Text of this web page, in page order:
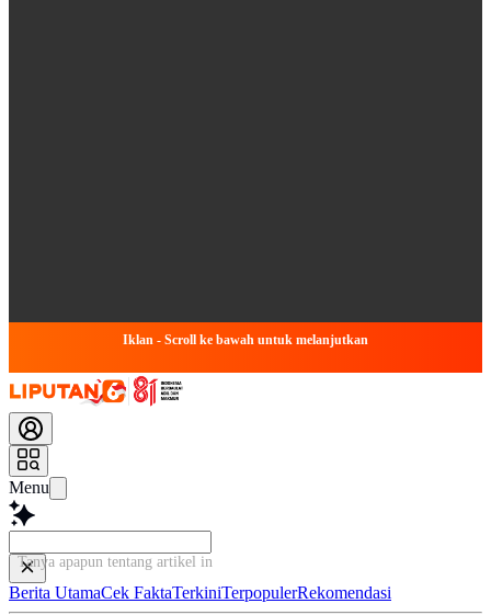
Iklan - Scroll ke bawah untuk melanjutkan
Menu
Tanya apapun tentang artikel ini...
Berita UtamaCek FaktaTerkiniTerpopulerRekomendasi